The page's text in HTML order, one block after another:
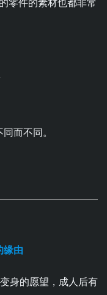
零件的素材也都非常
同。
缘由
身的愿望，成人后有